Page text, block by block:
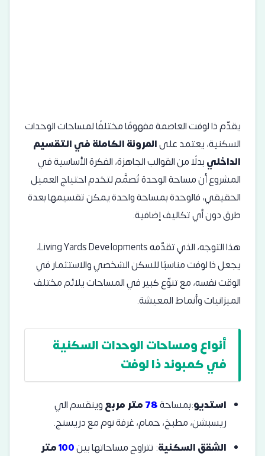
يقدّم ذا لوفت العاصمة مفهومًا مختلفًا لمساحات الوحدات
السكنية، يعتمد علىالمرونة الكاملة في التقسيم
الداخليبدلًا من القوالب الجاهزة، الفكرة الأساسية في
المشروع أن مساحة الوحدة تُصمَّم لتخدم احتياج العميل
الحقيقي، فالوحدة بمساحة واحدة يمكن تقسيمها بعدة
طرق دون أي تكاليف إضافية.
هذا التوجه، الذي تقدّمهLiving Yards Developments،
يجعل ذا لوفت مناسبًا للسكن الشخصي والاستثمار في
الوقت نفسه، مع تنوّع كبير في المساحات يلائم مختلف
الميزانيات وأنماط المعيشة.
أنواع ومساحات الوحدات السكنية
في كمبوند ذا لوفت
استديو:بمساحة78متر مربعوينقسم الي
ريسبشن، مطبخ، حمام، غرفة نوم مع دريسنج.
الشقق السكنية: تتراوح مساحاتها بين100متر